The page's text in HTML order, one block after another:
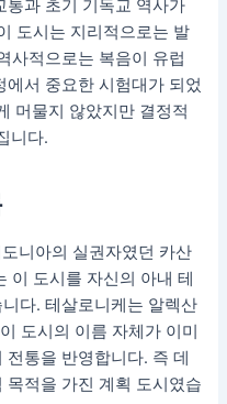
통과 초기 기독교 역사가
도시는 지리적으로는 발
사적으로는 복음이 유럽
서 중요한 시험대가 되었
머물지 않았지만 결정적
니다.
니아의 실권자였던 카산
이 도시를 자신의 아내 테
다. 테살로니케는 알렉산
도시의 이름 자체가 이미
통을 반영합니다. 즉 데
목적을 가진 계획 도시였습